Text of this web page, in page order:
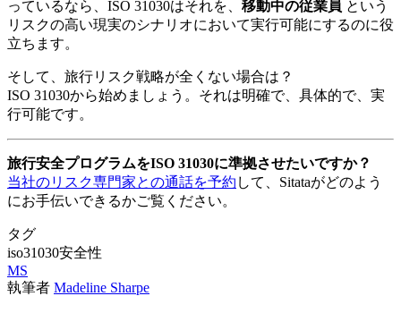
っているなら、ISO 31030はそれを、 移動中の従業員 という
リスクの高い現実のシナリオにおいて実行可能にするのに役
立ちます。
そして、旅行リスク戦略が全くない場合は？
ISO 31030から始めましょう。それは明確で、具体的で、実
行可能です。
旅行安全プログラムをISO 31030に準拠させたいですか？
当社のリスク専門家との通話を予約 して、Sitataがどのよう
にお手伝いできるかご覧ください。
タグ
iso31030安全性
MS
執筆者 Madeline Sharpe